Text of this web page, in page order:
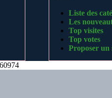
Liste des
Les
Top visites
Top votes
Proposer un